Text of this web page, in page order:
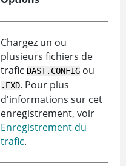
Chargez un ou
plusieurs fichiers de
trafic DAST.CONFIGou
.EXD. Pour plus
d'informations sur cet
enregistrement, voir
Enregistrement du
trafic.